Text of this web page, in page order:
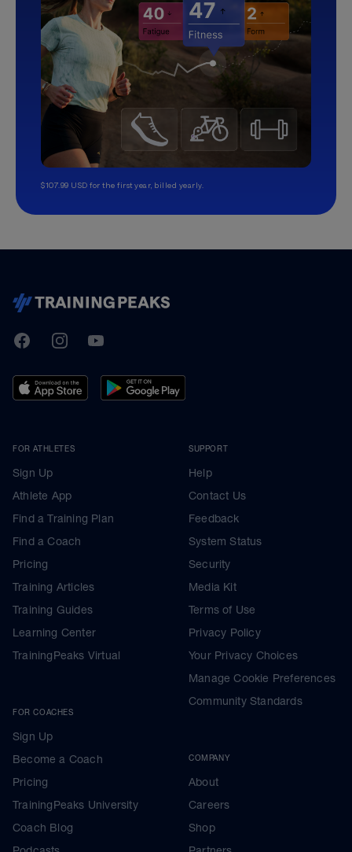
$107.99 USD for the first year, billed yearly.
TrainingPeaks
FacebookInstagramYoutube
FOR ATHLETES
Sign Up
Athlete App
Find a Training Plan
Find a Coach
Pricing
Training Articles
Training Guides
Learning Center
TrainingPeaks Virtual
FOR COACHES
Sign Up
Become a Coach
Pricing
TrainingPeaks University
Coach Blog
SUPPORT
Help
Contact Us
Feedback
System Status
Security
Media Kit
Terms of Use
Privacy Policy
Your Privacy Choices
Manage Cookie Preferences
Community Standards
COMPANY
About
Careers
Shop